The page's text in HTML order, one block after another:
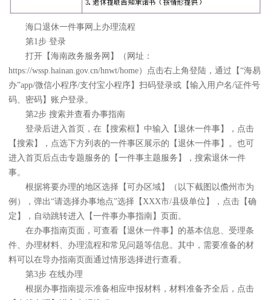
海口退休一件事网上办理流程
第1步 登录
打开【海南政务服务网】（网址：
https://wssp.hainan.gov.cn/hnwt/home）点击右上角登陆，通过【“海易
办”app/微信小程序/支付宝小程序】扫码登录或【输入用户名/证件号
码、密码】账户登录。
第2步 搜索并查看办事指南
登录后进入首页，在【搜索框】中输入【退休一件事】，点击
【搜索】，点选下方列表的一件事区展示的【退休一件事】。也可
进入首页后点击专题服务的【一件事主题服务】，搜索退休一件
事。
根据将要办理的地区选择【可办区域】（以下截图以儋州市为
例），弹出“请选择办事地点”选择【XXX市/县级单位】，点击【确
定】，自动跳转进入【一件事办事指南】页面。
在办事指南页面，可查看【退休一件事】的基本信息、受理条
件、办理材料、办理流程和常见问题等信息。其中，需要准备的材
料可以在导办指南页面通过情形选择进行查看。
第3步 在线办理
根据办事指南提示准备相应申报材料，材料准备齐全后，点击